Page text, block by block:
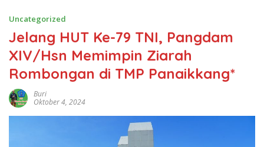
Uncategorized
Jelang HUT Ke-79 TNI, Pangdam
XIV/Hsn Memimpin Ziarah
Rombongan di TMP Panaikkang*
Buri
Oktober 4, 2024